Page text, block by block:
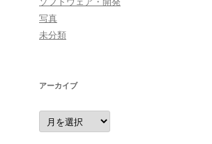
写真
未分類
アーカイブ
ア
ー
カ